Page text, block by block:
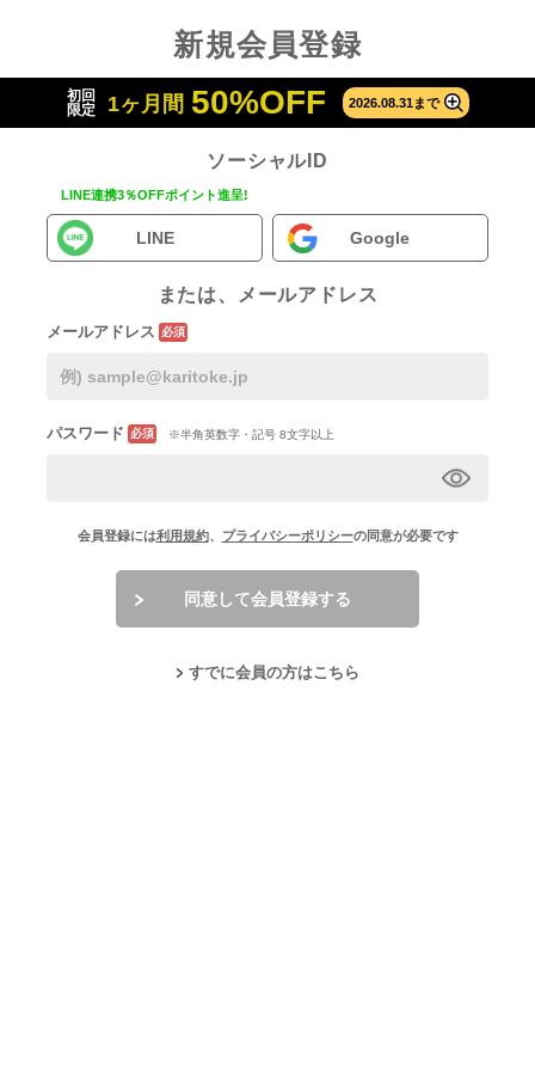
新規会員登録
初回
限定
1ヶ月間 50%OFF 2026.08.31まで
ソーシャルID
LINE連携3％OFFポイント進呈!
LINE Google
または、メールアドレス
メールアドレス 必須
パスワード 必須 ※半角英数字・記号 8文字以上
会員登録には利用規約、 プライバシーポリシーの同意が必要です
同意して会員登録する
すでに会員の方はこちら